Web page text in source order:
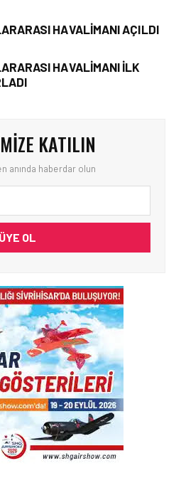
HAVALIMANI AÇILDI
HAVALIMANI İLK
KATILIN
anında haberdar olun
ÜYE OL